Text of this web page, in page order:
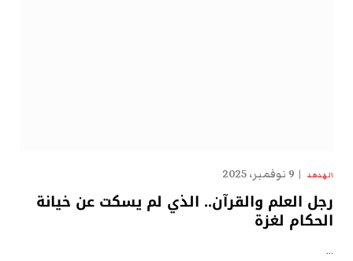
الهدهد 9 نوفمبر، 2025
رجل العلم والقرآن.. الذي لم يسكت عن خيانة
الحكام لغزة
…